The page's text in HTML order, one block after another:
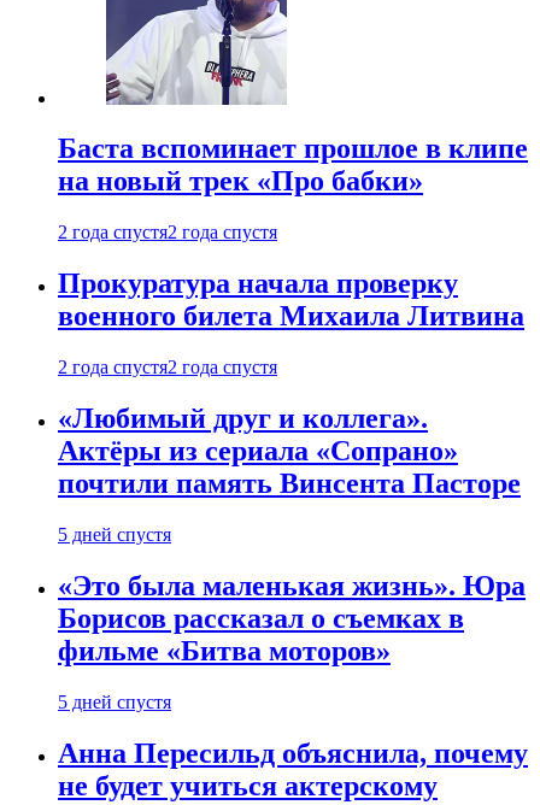
Баста вспоминает прошлое в клипе
на новый трек «Про бабки»
2 года спустя2 года спустя
Прокуратура начала проверку
военного билета Михаила Литвина
2 года спустя2 года спустя
«Любимый друг и коллега».
Актёры из сериала «Сопрано»
почтили память Винсента Пасторе
5 дней спустя
«Это была маленькая жизнь». Юра
Борисов рассказал о съемках в
фильме «Битва моторов»
5 дней спустя
Анна Пересильд объяснила, почему
не будет учиться актерскому